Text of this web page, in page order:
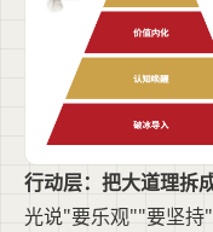
行动层：把大道理拆
光说"要乐观""要坚持